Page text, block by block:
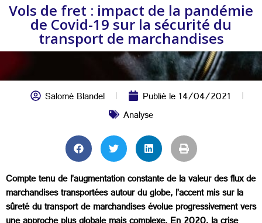
Vols de fret : impact de la pandémie
de Covid-19 sur la sécurité du
transport de marchandises
Salomé Blandel Publié le14/04/2021
Analyse
Compte tenu de l’augmentation constante de la valeur des flux de
marchandises transportées autour du globe, l’accent mis sur la
sûreté du transport de marchandises évolue progressivement vers